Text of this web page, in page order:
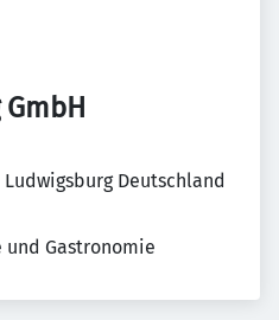
Deutschland
und Gastronomie